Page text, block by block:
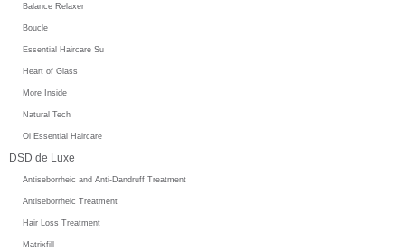
Balance Relaxer
Boucle
Essential Haircare Su
Heart of Glass
More Inside
Natural Tech
Oi Essential Haircare
DSD de Luxe
Antiseborrheic and Anti-Dandruff Treatment
Antiseborrheic Treatment
Hair Loss Treatment
Matrixfill